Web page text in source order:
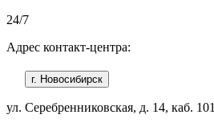
24/7
Адрес контакт-центра:
г. Новосибирск
ул. Серебренниковская, д. 14, каб. 101